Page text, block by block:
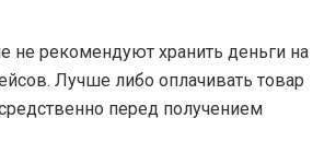
не рекомендуют хранить деньги на
Лучше либо оплачивать товар
перед получением